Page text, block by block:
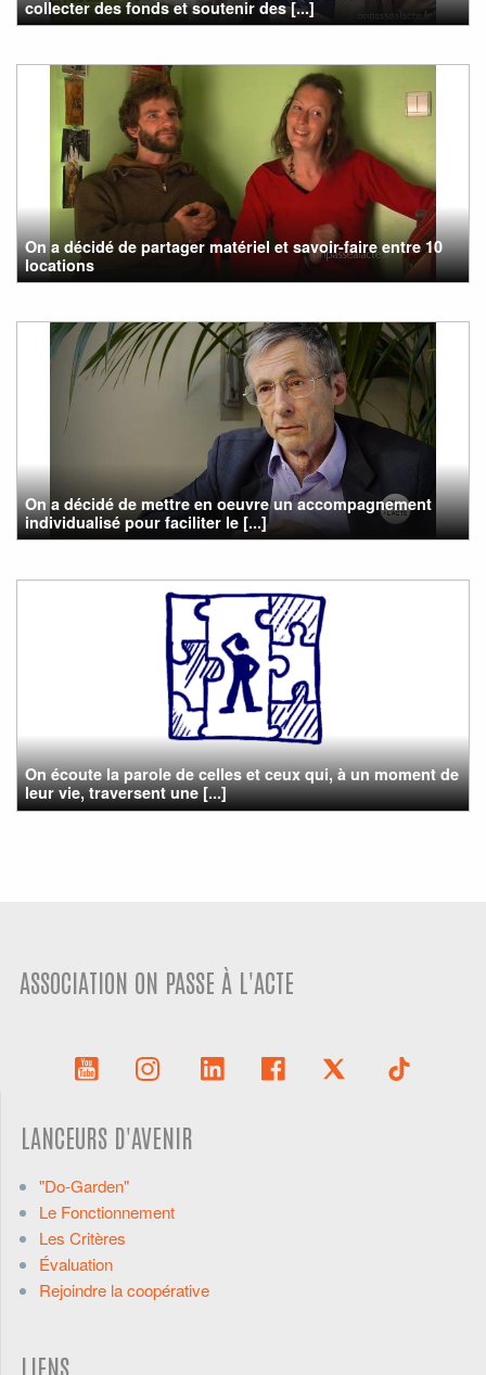
collecter des fonds et soutenir des [...]
On a décidé de partager matériel et savoir-faire entre 10
locations
On a décidé de mettre en oeuvre un accompagnement
individualisé pour faciliter le [...]
On écoute la parole de celles et ceux qui, à un moment de
leur vie, traversent une [...]
ASSOCIATION ON PASSE À L'ACTE
LANCEURS D'AVENIR
"Do-Garden"
Le Fonctionnement
Les Critères
Évaluation
Rejoindre la coopérative
LIENS